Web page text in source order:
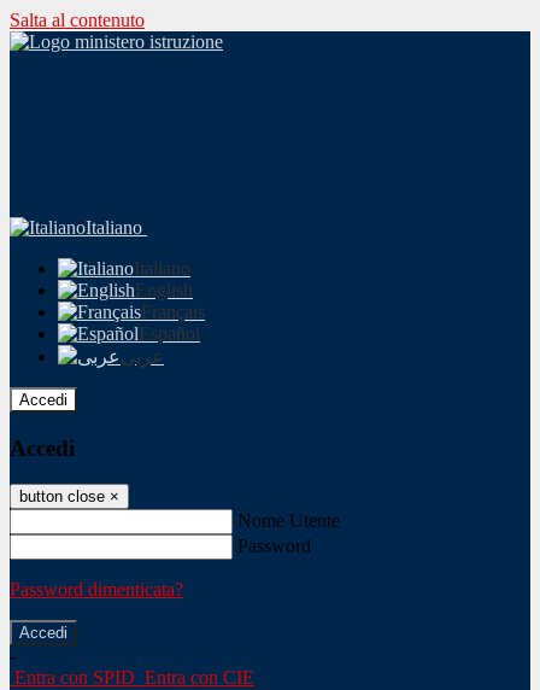
Salta al contenuto
Italiano
Italiano
English
Français
Español
عربى
Accedi
Accedi
button close ×
Nome Utente
Password
Password dimenticata?
-
Entra con SPID Entra con CIE